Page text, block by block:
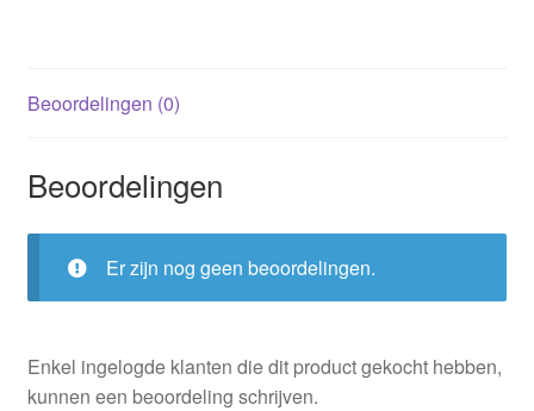
Beoordelingen (0)
Beoordelingen
Er zijn nog geen beoordelingen.
Enkel ingelogde klanten die dit product gekocht hebben,
kunnen een beoordeling schrijven.